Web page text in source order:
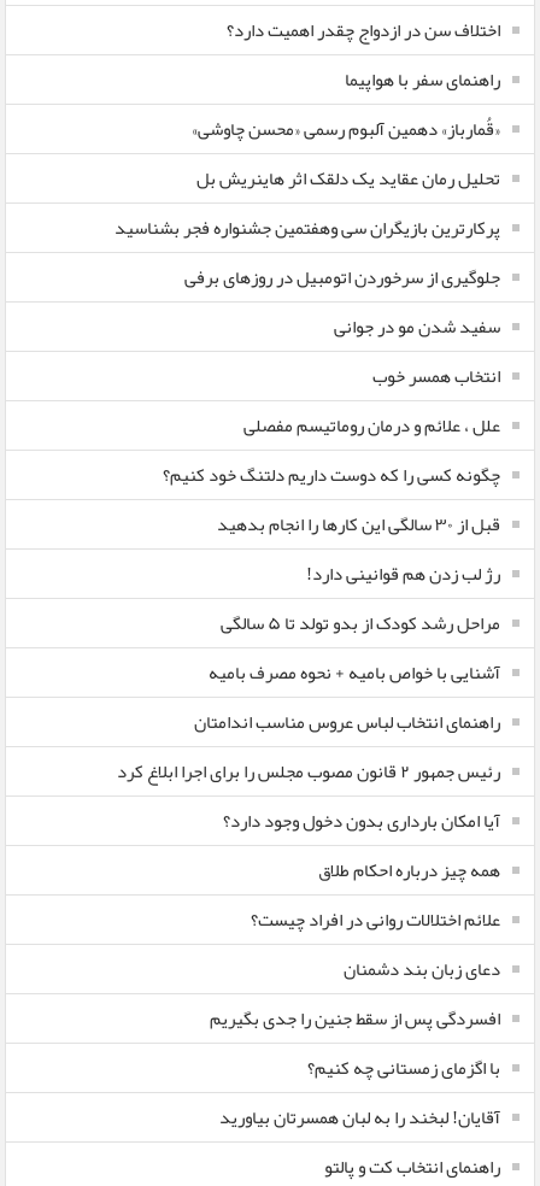
اختلاف سن در ازدواج چقدر اهمیت دارد؟
راهنمای سفر با هواپیما
«قُمارباز» دهمین آلبوم رسمی «محسن چاوشی»
تحلیل رمان عقاید یک دلقک اثر هاینریش بل
پرکارترین بازیگران سی وهفتمین جشنواره فجر بشناسید
جلوگیری از سرخوردن اتومبیل در روزهای برفی
سفید شدن مو در جوانی
انتخاب همسر خوب
علل ، علائم و درمان روماتیسم مفصلی
چگونه کسی را که دوست داریم دلتنگ خود کنیم؟
قبل از ۳۰ سالگی این کارها را انجام بدهید
رژ لب زدن هم قوانینی دارد!
مراحل رشد کودک از بدو تولد تا ۵ سالگی
آشنایی با خواص بامیه + نحوه مصرف بامیه
راهنمای انتخاب لباس عروس مناسب اندامتان
رئیس جمهور ۲ قانون مصوب مجلس را برای اجرا ابلاغ کرد
آیا امکان بارداری بدون دخول وجود دارد؟
همه چیز درباره احکام طلاق
علائم اختلالات روانی در افراد چیست؟
دعای زبان بند دشمنان
افسردگی پس از سقط جنین را جدی بگیریم
با اگزمای زمستانی چه کنیم؟
آقایان! لبخند را به لبان همسرتان بیاورید
راهنمای انتخاب کت و پالتو